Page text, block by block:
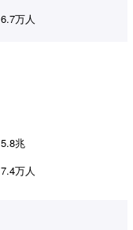
6.7万人
5.8兆
7.4万人